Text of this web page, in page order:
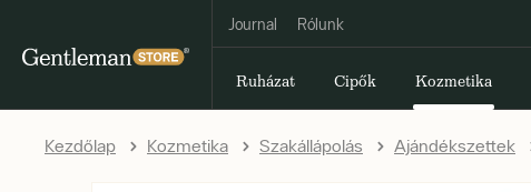
Journal Rólunk
Ruházat Cipők Kozmetika
Kezdőlap Kozmetika Szakállápolás Ajándékszettek